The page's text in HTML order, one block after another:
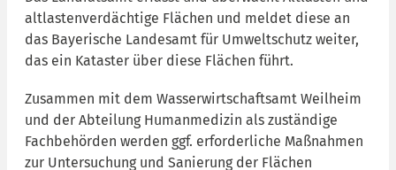
altlastenverdächtige Flächen und meldet diese an
das Bayerische Landesamt für Umweltschutz weiter,
das ein Kataster über diese Flächen führt.
Zusammen mit dem Wasserwirtschaftsamt Weilheim
und der Abteilung Humanmedizin als zuständige
Fachbehörden werden ggf. erforderliche Maßnahmen
zur Untersuchung und Sanierung der Flächen